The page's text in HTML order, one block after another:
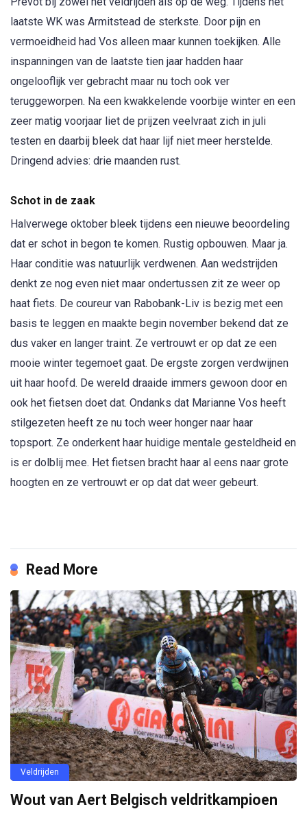
laatste WK was Armitstead de sterkste. Door pijn en
vermoeidheid had Vos alleen maar kunnen toekijken. Alle
inspanningen van de laatste tien jaar hadden haar
ongelooflijk ver gebracht maar nu toch ook ver
teruggeworpen. Na een kwakkelende voorbije winter en een
zeer matig voorjaar liet de prijzen veelvraat zich in juli
testen en daarbij bleek dat haar lijf niet meer herstelde.
Dringend advies: drie maanden rust.
Schot in de zaak
Halverwege oktober bleek tijdens een nieuwe beoordeling
dat er schot in begon te komen. Rustig opbouwen. Maar ja.
Haar conditie was natuurlijk verdwenen. Aan wedstrijden
denkt ze nog even niet maar ondertussen zit ze weer op
haat fiets. De coureur van Rabobank-Liv is bezig met een
basis te leggen en maakte begin november bekend dat ze
dus vaker en langer traint. Ze vertrouwt er op dat ze een
mooie winter tegemoet gaat. De ergste zorgen verdwijnen
uit haar hoofd. De wereld draaide immers gewoon door en
ook het fietsen doet dat. Ondanks dat Marianne Vos heeft
stilgezeten heeft ze nu toch weer honger naar haar
topsport. Ze onderkent haar huidige mentale gesteldheid en
is er dolblij mee. Het fietsen bracht haar al eens naar grote
hoogten en ze vertrouwt er op dat dat weer gebeurt.
Read More
Veldrijden
Wout van Aert Belgisch veldritkampioen